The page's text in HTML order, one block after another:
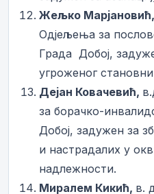
Жељко Марјановић,
Одјељења за
Града Добој,
угроженог
Дејан Ковачевић,
за борачко-
Добој, задужен за
и настрадалих у
надлежности.
Миралем Кикић, в.